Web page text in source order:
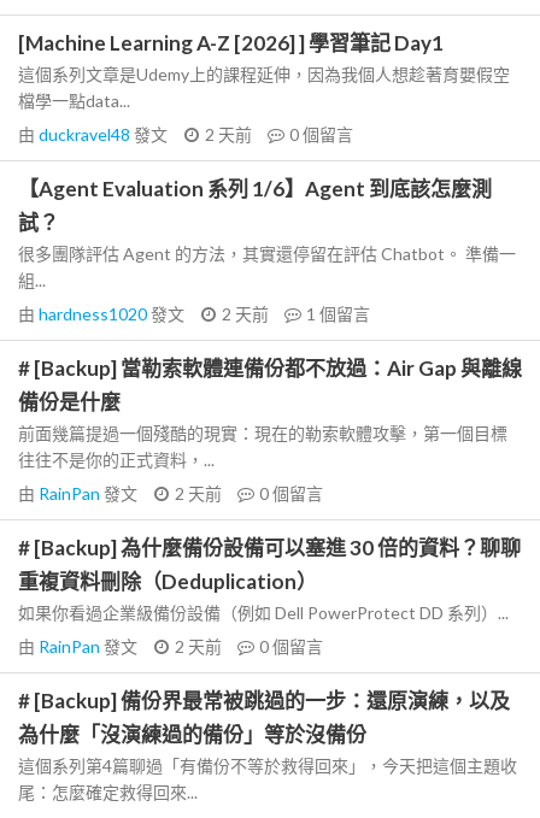
[Machine Learning A-Z [2026] ] 學習筆記 Day1
這個系列文章是Udemy上的課程延伸，因為我個人想趁著育嬰假空
檔學一點data...
由 duckravel48 發文 2 天前 0個留言
【Agent Evaluation 系列 1/6】Agent 到底該怎麼測
試？
很多團隊評估 Agent 的方法，其實還停留在評估 Chatbot。 準備一
組...
由 hardness1020發文 2 天前 1 個留言
# [Backup] 當勒索軟體連備份都不放過：Air Gap 與離線
備份是什麼
前面幾篇提過一個殘酷的現實：現在的勒索軟體攻擊，第一個目標
往往不是你的正式資料，...
由 RainPan 發文 2 天前 0個留言
# [Backup] 為什麼備份設備可以塞進 30 倍的資料？聊聊
重複資料刪除（Deduplication）
如果你看過企業級備份設備（例如 Dell PowerProtect DD 系列）...
由 RainPan 發文 2 天前 0個留言
# [Backup] 備份界最常被跳過的一步：還原演練，以及
為什麼「沒演練過的備份」等於沒備份
這個系列第4篇聊過「有備份不等於救得回來」，今天把這個主題收
尾：怎麼確定救得回來...